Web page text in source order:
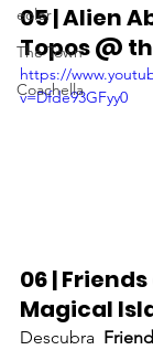
eolor
The Town
Coachella
05 | Alien
Topos @
https://
v=Dfde93GFyy0
06 |
Magical
Descubra